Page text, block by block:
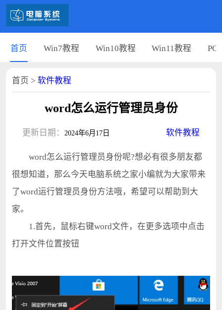
首页 Win7教程 Win10教程 Win11教程 PC
首页 > 软件教程
word怎么运行管理员身份
更新日期： 2024年6月17日 软件教程
word怎么运行管理员身份呢?想必有很多朋友都
很想知道，那么今天电脑系统之家小编就为大家带来
了word运行管理员身份方法哦，希望可以帮助到大
家。
1.首先，鼠标右键word文件，在更多选项中点击
打开文件位置按钮